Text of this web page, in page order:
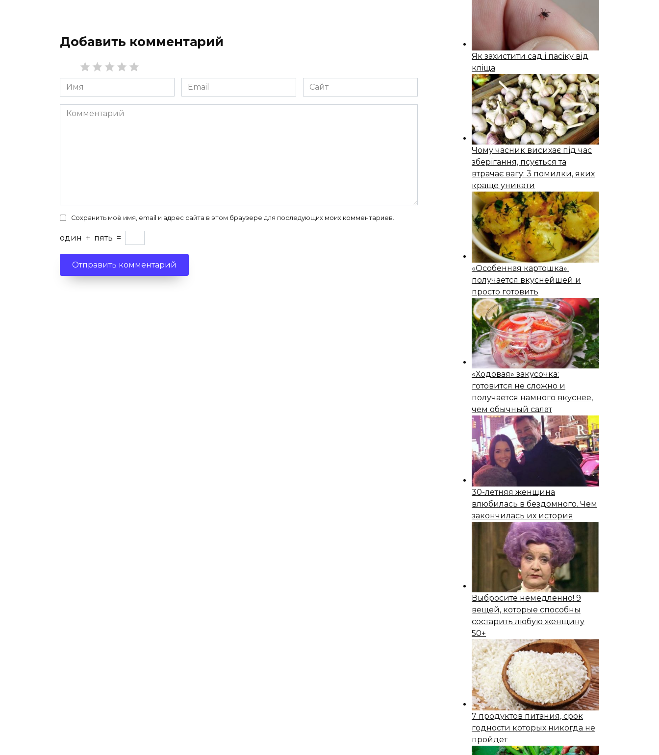
Добавить комментарий
Имя
*
Email
*
Сайт
Комментарий
Сохранить моё имя, email и адрес сайта в этом браузере для последующих моих комментариев.
один + пять =
Як захистити сад і пасіку від
кліща
Чому часник висихає під час
зберігання, псується та
втрачає вагу: 3 помилки, яких
краще уникати
«Особенная картошка»:
получается вкуснейшей и
просто готовить
«Ходовая» закусочка:
готовится не сложно и
получается намного вкуснее,
чем обычный салат
30-летняя женщина
влюбилась в бездомного. Чем
закончилась их история
Выбросите немедленно! 9
вещей, которые способны
состapить любую женщину
50+
7 продуктов питания, срок
годности которых никогда не
пройдет